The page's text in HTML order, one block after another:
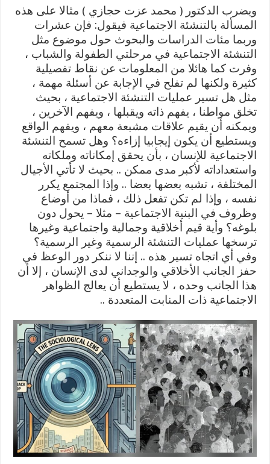
ويضرب الدكتور ( محمد عزت حجازي ) مثالا على هذه
المسألة بالتنشئة الاجتماعية فيقول: فإن عشرات
وربما مئات الدراسات والبحوث حول موضوع مثل
التنشئة الاجتماعية في مرحلتي الطفولة والشباب ،
وفرت كما هائلا من المعلومات عن نقاط تفصيلية
كثيرة ولكنها لم تفلح في الإجابة عن أسئلة مهمة ،
مثل هل تسير عمليات التنشئة الاجتماعية ، بحيث
تخلق مواطنا ، يفهم ذاته ويقبلها ، ويفهم الآخرين ،
ويمكنه أن يقيم علاقات مشبعة معهم ، ويفهم الواقع
ويستطيع أن يكون إيجابيا إزاءه؟ وهل تسمح التنشئة
الاجتماعية للإنسان ، بأن يحقق إمكاناته وملكاته
واستعداداته لأكبر مدى ممكن .. بحيث لا تأتي الأجيال
المختلفة ، تشبه بعضها بعضا .. وإذا المجتمع يكرر
نفسه ، وإذا لم تكن تفعل ذلك ، فماذا من أوضاع
وظروف في البنية الاجتماعية – مثلا – يحول دون
بلوغه؟ وأية قيم أخلاقية وجمالية واجتماعية وغيرها
ترسخها عمليات التنشئة الرسمية وغير الرسمية؟
وفي أي اتجاه تسير هذه .. إننا لا ننكر دور الوعظ في
حفز الجانب الأخلاقي والوجداني لدى الإنسان ، إلا أن
هذا الجانب وحده ، لا يستطيع أن يعالج الظواهر
الاجتماعية ذات المنابت المتعددة ..